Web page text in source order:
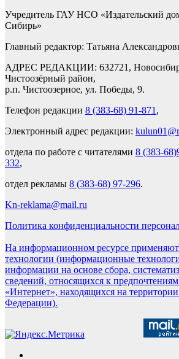
Учредитель ГАУ НСО «Издательский
Сибирь»
Главный редактор: Татьяна
АДРЕС РЕДАКЦИИ: 632721,
Чистоозёрный район,
р.п. Чистоозерное, ул. Победы, 9.
Телефон редакции 8 (383-68) 91-871 ,
Электронный адрес редакции:
отдела по работе с читателями 8 (383-
332,
отдел рекламы 8 (383-68) 97-296.
Kn-reklama@mail.ru
Политика конфиденциальности
На информационном ресурсе
технологии (информационные
информации на основе сбора,
сведений, относящихся к предпочтениям
«Интернет», находящихся на
Федерации).